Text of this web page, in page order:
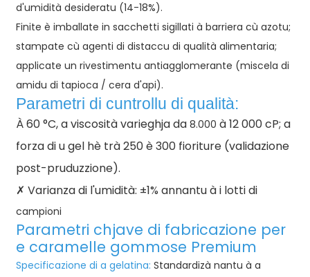
d'umidità desideratu (14-18%).
Finite è imballate in sacchetti sigillati à barriera cù azotu;
stampate cù agenti di distaccu di qualità alimentaria;
applicate un rivestimentu antiagglomerante (miscela di
amidu di tapioca / cera d'api).
Parametri di cuntrollu di qualità:
À 60 °C, a viscosità varieghja da8.000 à 12 000 cP; a
forza di u gel hè trà 250 è 300 fioriture (validazione
post-pruduzzione).
✗ Varianza di l'umidità: ±1% annantu à i lotti di
campioni
Parametri chjave di fabricazione per
e caramelle gommose Premium
Specificazione di a gelatina: Standardizà nantu à a